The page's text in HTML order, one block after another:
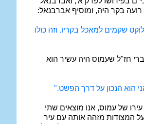
בקר היה, ומוסיף אברבנאל:
שקמים למאכל בקריו. וזה כולו
חז"ל שעמוס היה עשיר הוא
הוא הנכון על דרך הפשט."
של עמוס, אנו מוצאים שתי
המצודות מזהה אותה עם עיר